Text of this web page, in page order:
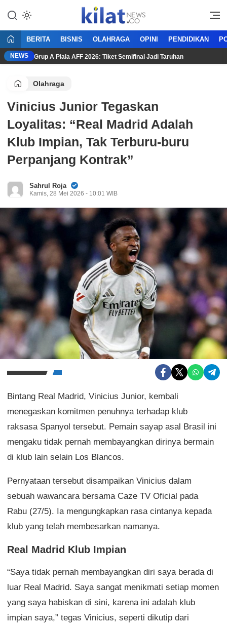
KilatNews.co
Mencerdaskan Anak Bangsa
BERITA BISNIS OLAHRAGA OPINI PENDIDIKAN
NEWSGrup A Piala AFF 2026: Tiket Semifinal Jadi Taruhan
Olahraga
Vinicius Junior Tegaskan
Loyalitas: “Real Madrid Adalah
Klub Impian, Tak Terburu-buru
Perpanjang Kontrak”
Sahrul Roja
Kamis, 28 Mei 2026 - 10:01 WIB
Bintang Real Madrid, Vinicius Junior, kembali
menegaskan komitmen penuhnya terhadap klub
raksasa Spanyol tersebut. Pemain sayap asal Brasil ini
mengaku tidak pernah membayangkan dirinya bermain
di klub lain selain Los Blancos.
Pernyataan tersebut disampaikan Vinicius dalam
sebuah wawancara bersama Caze TV Oficial pada
Rabu (27/5). Ia mengungkapkan rasa cintanya kepada
klub yang telah membesarkan namanya.
Real Madrid Klub Impian
“Saya tidak pernah membayangkan diri saya berada di
luar Real Madrid. Saya sangat menikmati setiap momen
yang saya habiskan di sini, karena ini adalah klub
impian saya,” tegas Vinicius, seperti dikutip dari